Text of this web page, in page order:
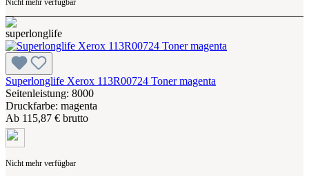
Nicht mehr verfügbar
Superlonglife Xerox 113R00724 Toner magenta
Seitenleistung: 8000
Druckfarbe: magenta
Ab 115,87 € brutto
Nicht mehr verfügbar